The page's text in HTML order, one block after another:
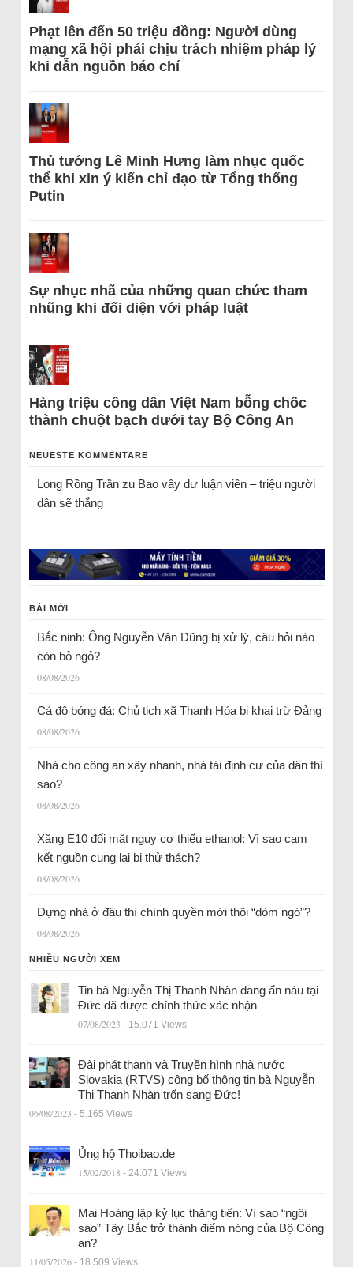
Phạt lên đến 50 triệu đồng: Người dùng
mạng xã hội phải chịu trách nhiệm pháp lý
khi dẫn nguồn báo chí
Thủ tướng Lê Minh Hưng làm nhục quốc
thể khi xin ý kiến chỉ đạo từ Tổng thống
Putin
Sự nhục nhã của những quan chức tham
nhũng khi đối diện với pháp luật
Hàng triệu công dân Việt Nam bỗng chốc
thành chuột bạch dưới tay Bộ Công An
NEUESTE KOMMENTARE
Long Rồng Trầnzu Bao vây dư luận viên – triệu người
dân sẽ thắng
BÀI MỚI
Bắc ninh: Ông Nguyễn Văn Dũng bị xử lý, câu hỏi nào
còn bỏ ngỏ?
08/08/2026
Cá độ bóng đá: Chủ tịch xã Thanh Hóa bị khai trừ Đảng
08/08/2026
Nhà cho công an xây nhanh, nhà tái định cư của dân thì
sao?
08/08/2026
Xăng E10 đối mặt nguy cơ thiếu ethanol: Vì sao cam
kết nguồn cung lại bị thử thách?
08/08/2026
Dựng nhà ở đâu thì chính quyền mới thôi “dòm ngó”?
08/08/2026
NHIỀU NGƯỜI XEM
Tin bà Nguyễn Thị Thanh Nhàn đang ẩn náu tại
Đức đã được chính thức xác nhận
07/08/2023 - 15.071 Views
Đài phát thanh và Truyền hình nhà nước
Slovakia (RTVS) công bố thông tin bà Nguyễn
Thị Thanh Nhàn trốn sang Đức!
06/08/2023 - 5.165 Views
Ủng hộ Thoibao.de
15/02/2018 - 24.071 Views
Mai Hoàng lập kỷ lục thăng tiến: Vì sao “ngôi
sao” Tây Bắc trở thành điểm nóng của Bộ Công
an?
11/05/2026 - 18.509 Views